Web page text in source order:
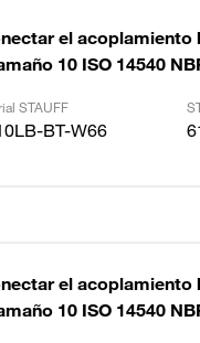
el acoplamiento
10 ISO 14540
STAUFF
BT-W66
el acoplamiento
10 ISO 14540